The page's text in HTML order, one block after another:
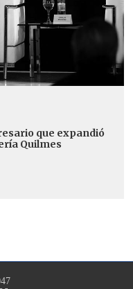
que expandió
Quilmes